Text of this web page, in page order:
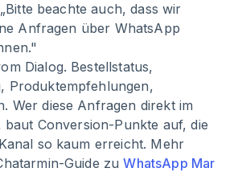
beachte auch, dass wir
Anfragen über WhatsApp
Dialog. Bestellstatus,
Produktempfehlungen,
Wer diese Anfragen direkt im
baut Conversion-Punkte auf, die
so kaum erreicht. Mehr
Guide zuWhatsApp Mar